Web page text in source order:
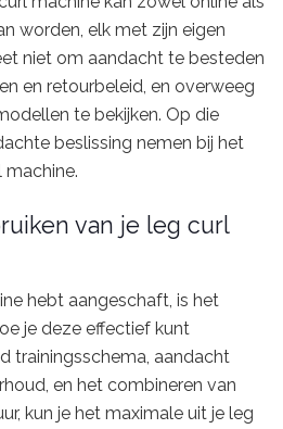
worden, elk met zijn eigen
niet om aandacht te besteden
en retourbeleid, en overweeg
te bekijken. Op die
beslissing nemen bij het
machine.
van je leg curl
hebt aangeschaft, is het
je deze effectief kunt
trainingsschema, aandacht
en het combineren van
kun je het maximale uit je leg